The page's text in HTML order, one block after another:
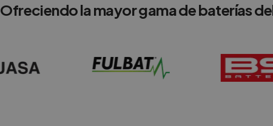
Ofreciendo la mayor gama de baterías